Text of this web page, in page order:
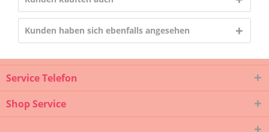
Kunden haben sich ebenfalls angesehen
Service Telefon
Shop Service